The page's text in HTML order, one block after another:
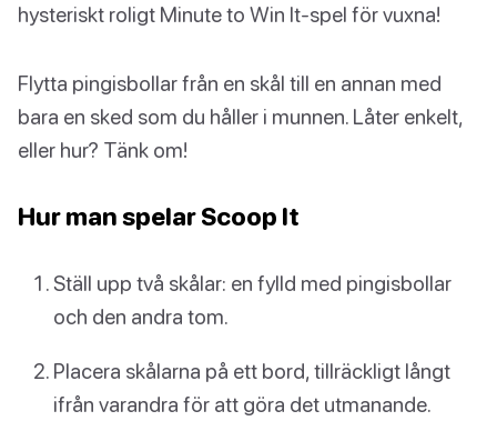
hysteriskt roligt Minute to Win It-spel för vuxna!
Flytta pingisbollar från en skål till en annan med
bara en sked som du håller i munnen. Låter enkelt,
eller hur? Tänk om!
Hur man spelar Scoop It
Ställ upp två skålar: en fylld med pingisbollar
och den andra tom.
Placera skålarna på ett bord, tillräckligt långt
ifrån varandra för att göra det utmanande.